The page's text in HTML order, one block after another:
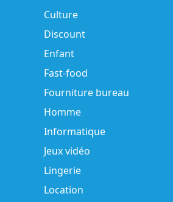
Culture
Discount
Enfant
Fast-food
Fourniture bureau
Homme
Informatique
Jeux vidéo
Lingerie
Location